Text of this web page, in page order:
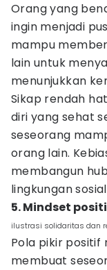
Orang yang
ingin menjadi
mampu
lain untuk
menunjukkan
Sikap rendah
diri yang sehat
seseorang
orang lain.
membangun
lingkungan
5. Mindset
ilustrasi solidaritas dan
Pola pikir positif
membuat